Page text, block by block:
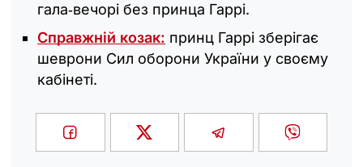
гала‑вечорі без принца Гаррі.
Справжній козак: принц Гаррі зберігає
шеврони Сил оборони України у своєму
кабінеті.